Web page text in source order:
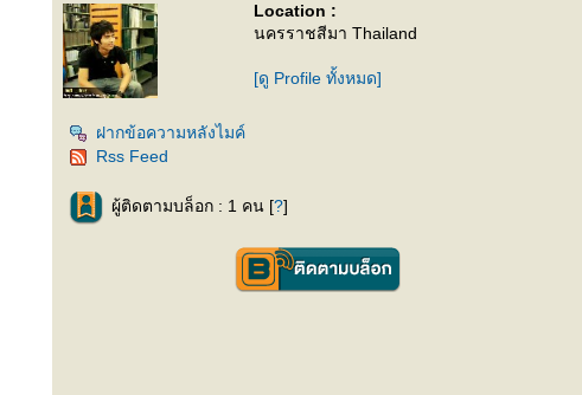
Location :
นครราชสีมา Thailand
[ดู Profile ทั้งหมด]
ฝากข้อความหลังไมค์
Rss Feed
ผู้ติดตามบล็อก : 1 คน [?]